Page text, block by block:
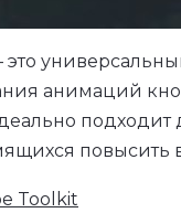
анимаций
подходит
Toolkit